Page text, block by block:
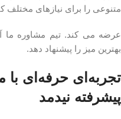
متنوعی را برای نیازهای مختلف
عرضه می‌ کند. تیم مشاوره ما
بهترین میز را پیشنهاد دهد.
تجربه‌ای حرفه‌ای با
پیشرفته نیدمد